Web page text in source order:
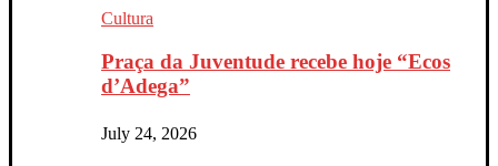
Cultura
Praça da Juventude recebe hoje “Ecos
d’Adega”
July 24, 2026